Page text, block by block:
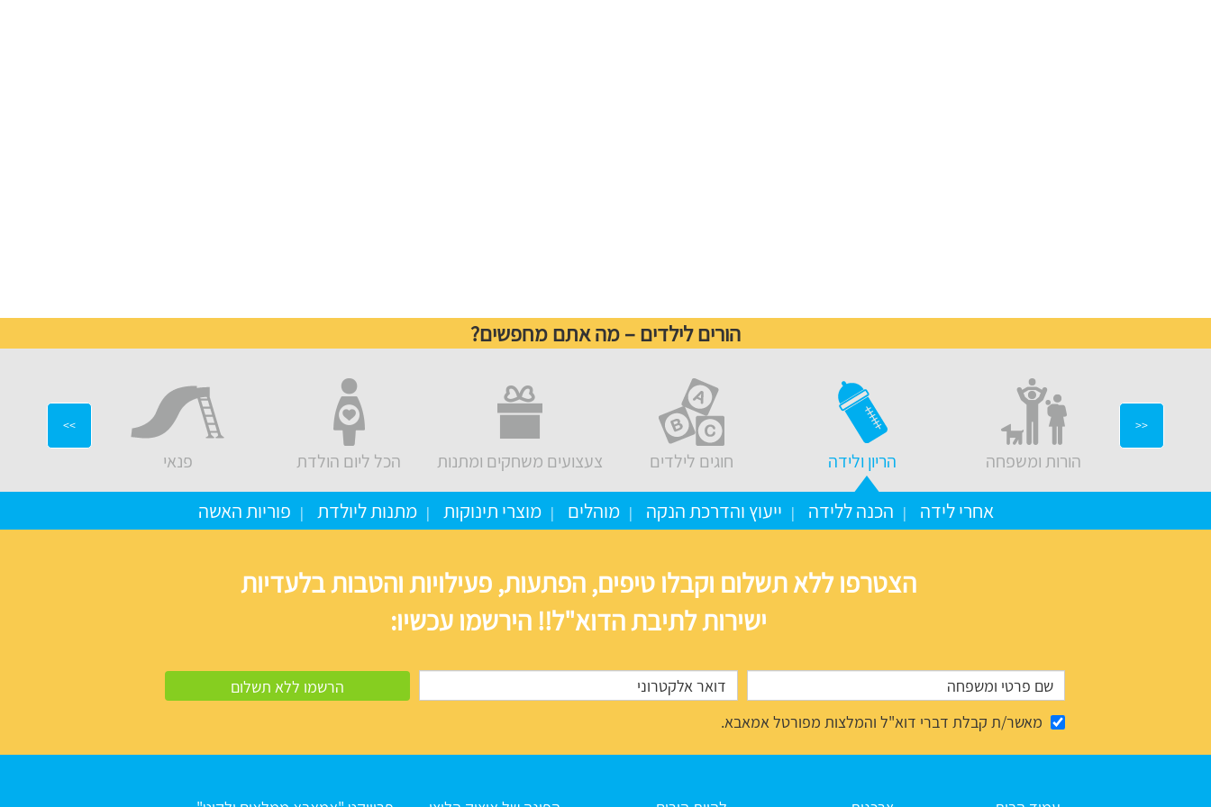
הורים לילדים – מה אתם מחפשים?
>>
הורות ומשפחה הריון ולידה חוגים לילדים צעצועים משחקים ומתנות הכל ליום הולדת פנאי
<<
אחרי לידה הכנה ללידה ייעוץ והדרכת הנקה מוהלים מוצרי תינוקות מתנות ליולדת פוריות האשה
הצטרפו ללא תשלום וקבלו טיפים, הפתעות, פעילויות והטבות בלעדיות
ישירות לתיבת הדוא"ל!! הירשמו עכשיו:
מאשר/ת קבלת דברי דוא"ל והמלצות מפורטל אמאבא.